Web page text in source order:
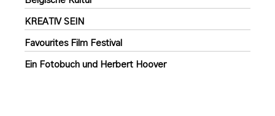
KREATIV SEIN
Favourites Film Festival
Ein Fotobuch und Herbert Hoover